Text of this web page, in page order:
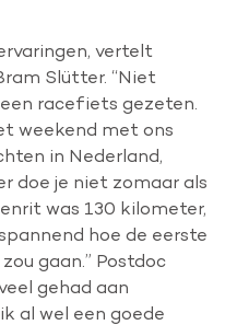
vertelt
Slütter. “Niet
racefiets gezeten.
weekend met ons
in Nederland,
doe je niet zomaar als
was 130 kilometer,
hoe de eerste
gaan.” Postdoc
gehad aan
al wel een goede